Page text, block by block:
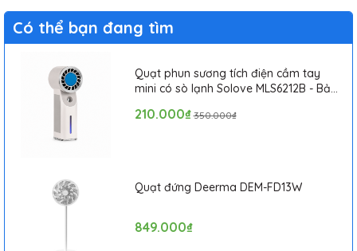
Hẹn giờ tắt tiện lợi
Sản phẩm hỗ trợ:
Điều chỉnh góc nghiêng 25°
Trục xoay bền chắc, kiểm tra 10.000 lần
Tương thích điều khiển giọng nói với Alexa / Google
Assistant
Có thể bạn đang tìm
Quạt phun sương tích điện cầm tay
mini có sò lạnh Solove MLS6212B - Bảo
210.000₫ 350.000₫
Quạt đứng Deerma DEM-FD13W
849.000₫